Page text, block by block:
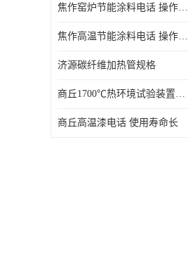
焦作窑炉节能涂料电话 操作方便
焦作高温节能涂料电话 操作方便
济源碳纤维加热管规格
商丘1700℃热环境试验装置厂家 技术成熟
商丘高温漆电话 使用寿命长